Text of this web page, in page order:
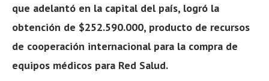
que adelantó en la capital del país, logró la
obtención de $252.590.000, producto de recursos
de cooperación internacional para la compra de
equipos médicos para Red Salud.